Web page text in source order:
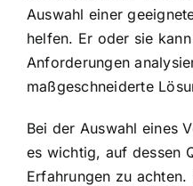
Auswahl einer
helfen. Er oder sie
Anforderungen
maßgeschneiderte
Bei der Auswahl eines
es wichtig, auf dessen
Erfahrungen zu